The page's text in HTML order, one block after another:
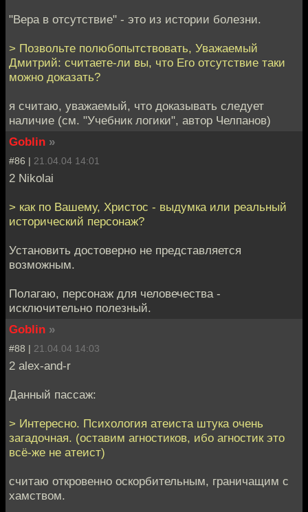
"Вера в отсутствие" - это из истории болезни.
> Позвольте полюбопытствовать, Уважаемый
Дмитрий: считаете-ли вы, что Его отсутствие таки
можно доказать?
я считаю, уважаемый, что доказывать следует
наличие (см. "Учебник логики", автор Челпанов)
Goblin »
#86 | 21.04.04 14:01
2 Nikolai
> как по Вашему, Христос - выдумка или реальный
исторический персонаж?
Установить достоверно не представляется
возможным.
Полагаю, персонаж для человечества -
исключительно полезный.
Goblin »
#88 | 21.04.04 14:03
2 alex-and-r
Данный пассаж:
> Интересно. Психология атеиста штука очень
загадочная. (оставим агностиков, ибо агностик это
всё-же не атеист)
считаю откровенно оскорбительным, граничащим с
хамством.